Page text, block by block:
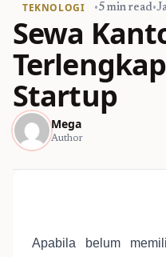
TEKNOLOGI •5 min read•
Sewa
Startup
Mega
Author
Apabila belum